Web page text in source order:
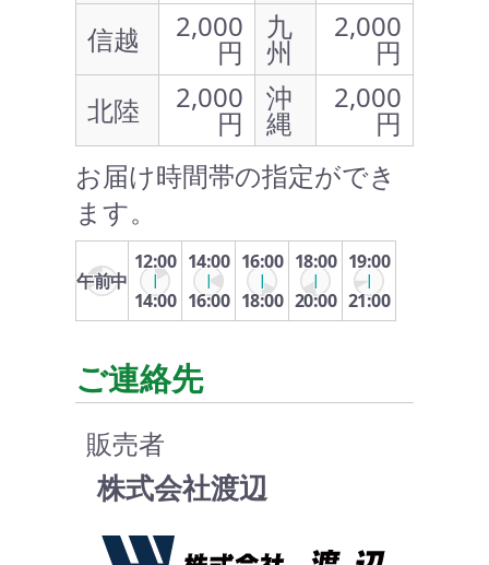
信越
2,000
円
九
州
2,000
円
北陸
2,000
円
沖
縄
2,000
円
お届け時間帯の指定ができ
ます。
午前中
12:00
14:00
14:00
16:00
16:00
18:00
18:00
20:00
19:00
21:00
ご連絡先
販売者
株式会社渡辺